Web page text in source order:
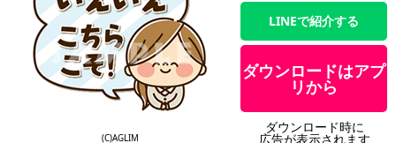
(C)AGLIM
LINEで紹介する
ダウンロードはアプ
リから
ダウンロード時に
広告が表示されます